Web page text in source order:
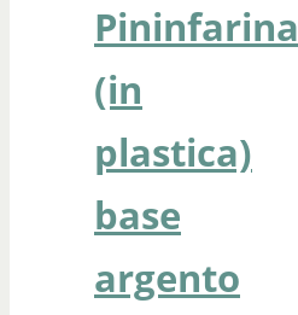
Pininfarina
(in
plastica)
base
argento